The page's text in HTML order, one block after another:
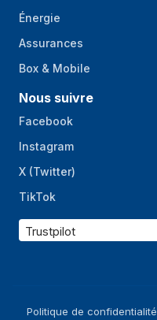
Énergie
Assurances
Box & Mobile
Nous suivre
Facebook
Instagram
X (Twitter)
TikTok
Trustpilot
Politique de confidentialité